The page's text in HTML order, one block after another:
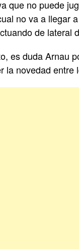
que no puede
no va a llegar
de lateral
es duda Arnau
la novedad entre